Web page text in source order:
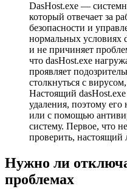
DasHost.exe —
который отвечает за
безопасности и
нормальных условиях
и не причиняет
что dasHost.exe
проявляет
столкнуться с
Настоящий
удаления, поэтому
или с помощью
систему. Первое, что
проверить, настоящий
Нужно ли
проблемах